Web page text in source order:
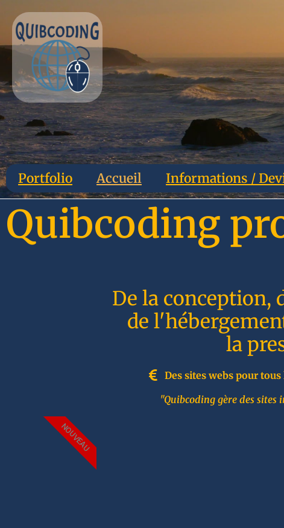
Portfolio Accueil Informations /
Quibcoding
De la conception,
de
la
Des sites webs pour
"Quibcoding gère des
NOUVEAU